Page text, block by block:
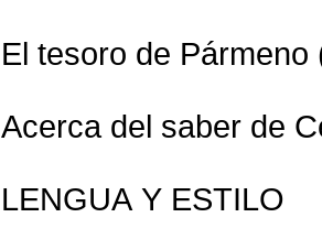
El tesoro de
Acerca del saber de
LENGUA Y ESTILO